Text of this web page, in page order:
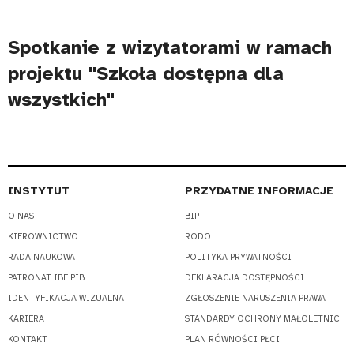
Spotkanie z wizytatorami w ramach
projektu "Szkoła dostępna dla
wszystkich"
INSTYTUT
O NAS
KIEROWNICTWO
RADA NAUKOWA
PATRONAT IBE PIB
IDENTYFIKACJA WIZUALNA
KARIERA
KONTAKT
PRZYDATNE INFORMACJE
BIP
RODO
POLITYKA PRYWATNOŚCI
DEKLARACJA DOSTĘPNOŚCI
ZGŁOSZENIE NARUSZENIA PRAWA
STANDARDY OCHRONY MAŁOLETNICH
PLAN RÓWNOŚCI PŁCI